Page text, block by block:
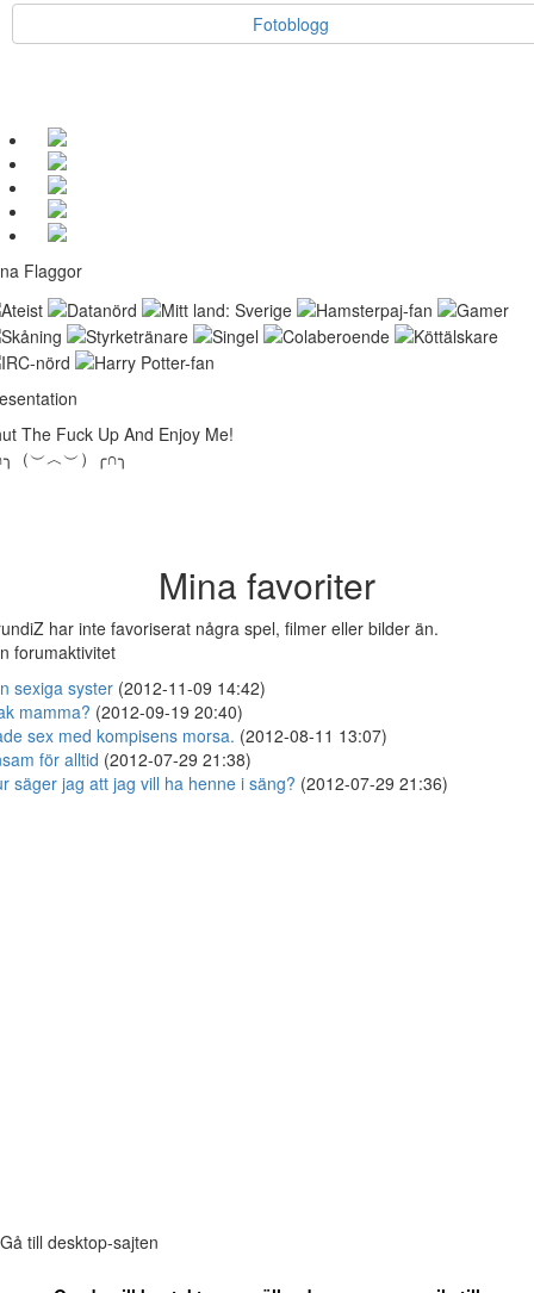
Fotoblogg
Flaggor
The Fuck Up And Enjoy Me!
（︶︿︶）╭∩╮
Mina favoriter
har inte favoriserat några spel, filmer eller bilder än.
forumaktivitet
sexiga syster (2012-11-09 14:42)
mamma? (2012-09-19 20:40)
sex med kompisens morsa. (2012-08-11 13:07)
för alltid (2012-07-29 21:38)
säger jag att jag vill ha henne i säng? (2012-07-29 21:36)
Gå till desktop-sajten